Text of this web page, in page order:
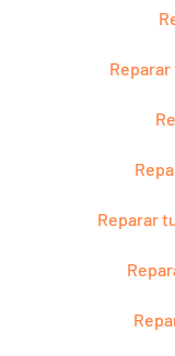
Reparar
Reparar